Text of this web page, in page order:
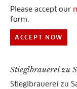
Please accept our
form.
ACCEPT NOW
Stieglbrauerei zu
Stieglbrauerei zu